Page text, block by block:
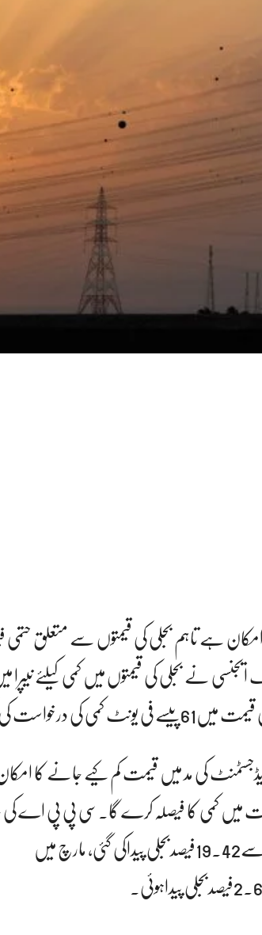
یونٹ کمی کا امکان ہے تاہم بجلی کی قیمتوں سے متعلق
ایجنسی نے بجلی کی قیمتوں میں کمی کیلئے
کی گئی ہے۔
پرائس ایڈجسٹمنٹ کی مد میں قیمت کم کیے جانے کا
قیمت میں کمی کا فیصلہ کرے گا۔سی پی پی
درخواست میں کہا گیا ہے کہ مارچ میں پانی سے19.42فیصدبجلی پیداکی گئی، مارچ میں